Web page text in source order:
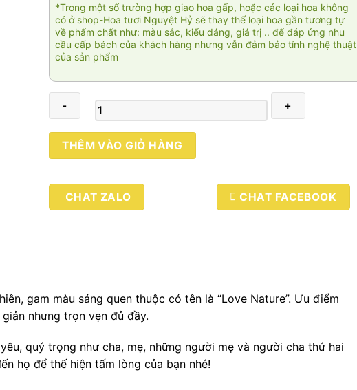
*Trong một số trường hợp giao hoa gấp, hoặc các loại hoa không
có ở shop-Hoa tươi Nguyệt Hỷ sẽ thay thế loại hoa gần tương tự
về phẩm chất như: màu sắc, kiểu dáng, giá trị .. để đáp ứng nhu
cầu cấp bách của khách hàng nhưng vẫn đảm bảo tính nghệ thuật
của sản phẩm
Love
nature
lượng
THÊM VÀO GIỎ HÀNG
CHAT ZALO CHAT FACEBOOK
gam màu sáng quen thuộc có tên là “Love Nature”. Ưu điểm
nhưng trọn vẹn đủ đầy.
quý trọng như cha, mẹ, những người mẹ và người cha thứ hai
họ để thế hiện tấm lòng của bạn nhé!